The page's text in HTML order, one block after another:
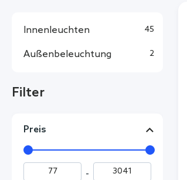
Innenleuchten 45
Außenbeleuchtung 2
Filter
Preis
-